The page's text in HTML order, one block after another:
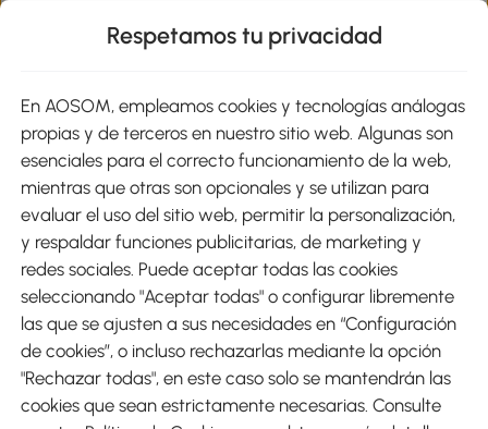
Métodos de Pago
Envíos
Descargar Aosom App
Respetamos tu privacidad
En AOSOM, empleamos cookies y tecnologías análogas
propias y de terceros en nuestro sitio web. Algunas son
esenciales para el correcto funcionamiento de la web,
mientras que otras son opcionales y se utilizan para
evaluar el uso del sitio web, permitir la personalización,
y respaldar funciones publicitarias, de marketing y
redes sociales. Puede aceptar todas las cookies
seleccionando "Aceptar todas" o configurar libremente
las que se ajusten a sus necesidades en “Configuración
de cookies”, o incluso rechazarlas mediante la opción
"Rechazar todas", en este caso solo se mantendrán las
cookies que sean estrictamente necesarias. Consulte